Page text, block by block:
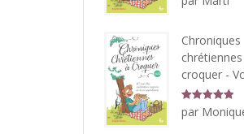
5
Chroniques
croquer -
5 sur
5
par